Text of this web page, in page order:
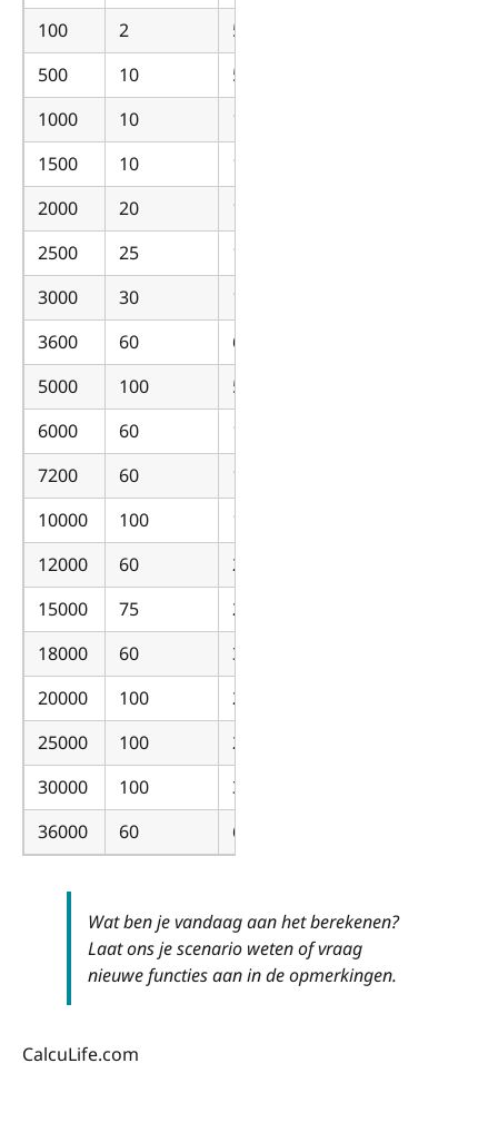
100
2
50
500
10
50
1000
10
100
1500
10
150
2000
20
100
2500
25
100
3000
30
100
3600
60
60
5000
100
50
6000
60
100
7200
60
120
10000
100
100
12000
60
200
15000
75
200
18000
60
300
20000
100
200
25000
100
250
30000
100
300
36000
60 600
Wat ben je vandaag aan het berekenen?
Laat ons je scenario weten of vraag
nieuwe functies aan in de opmerkingen.
CalcuLife.com